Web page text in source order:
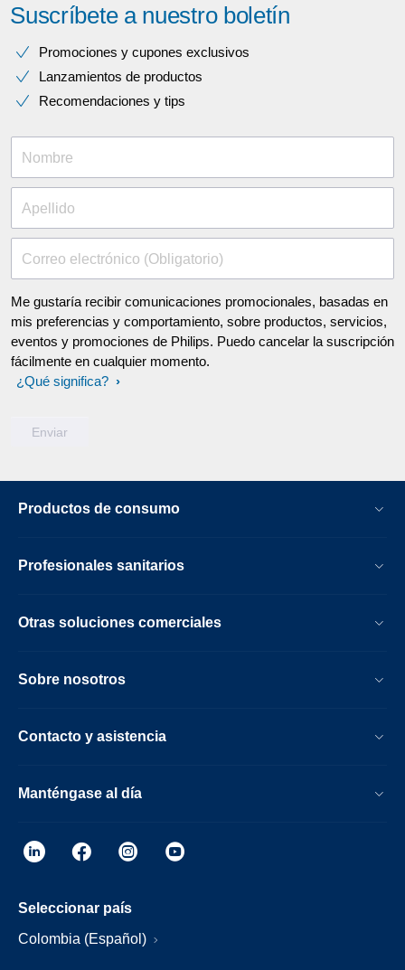
Suscríbete a nuestro boletín
Promociones y cupones exclusivos
Lanzamientos de productos
Recomendaciones y tips
Nombre
Apellido
Correo electrónico (Obligatorio)
Me gustaría recibir comunicaciones promocionales, basadas en
mis preferencias y comportamiento, sobre productos, servicios,
eventos y promociones de Philips. Puedo cancelar la suscripción
fácilmente en cualquier momento.
¿Qué significa?
Productos de consumo
Profesionales sanitarios
Otras soluciones comerciales
Sobre nosotros
Contacto y asistencia
Manténgase al día
Seleccionar país
Colombia (Español)